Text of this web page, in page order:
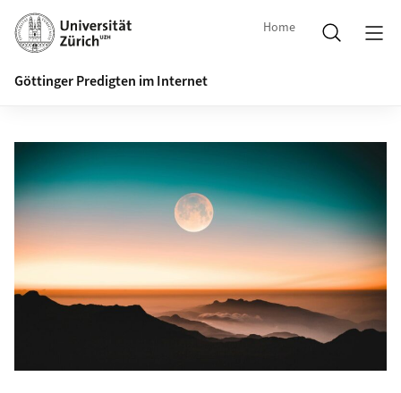
Home
Göttinger Predigten im Internet